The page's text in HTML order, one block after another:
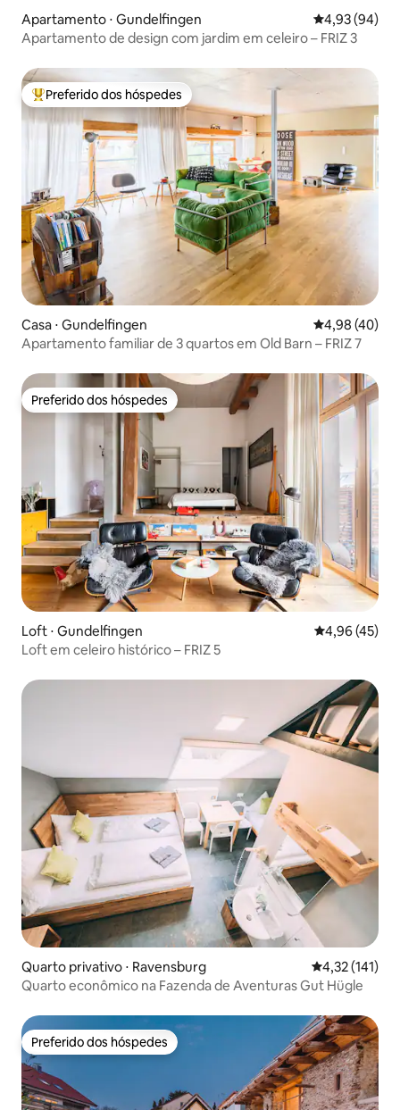
Apartamento ⋅ Gundelfingen 4,93 de uma
4,93 (94)
Apartamento de design com jardim em celeiro – FRIZ 3
Entre os melhores preferidos dos hóspedes
Preferido dos hóspedes
Casa ⋅ Gundelfingen 4,98 de uma
4,98 (40)
Apartamento familiar de 3 quartos em Old Barn – FRIZ 7
Preferido dos hóspedes
Preferido dos hóspedes
Loft ⋅ Gundelfingen 4,96 de uma
4,96 (45)
Loft em celeiro histórico – FRIZ 5
Quarto privativo ⋅ Ravensburg 4,32 de uma
4,32 (141)
Quarto econômico na Fazenda de Aventuras Gut Hügle
Preferido dos hóspedes
Preferido dos hóspedes